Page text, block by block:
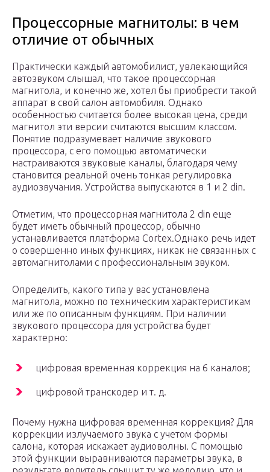
Процессорные магнитолы: в чем
отличие от обычных
Практически каждый автомобилист, увлекающийся
автозвуком слышал, что такое процессорная
магнитола, и конечно же, хотел бы приобрести такой
аппарат в свой салон автомобиля. Однако
особенностью считается более высокая цена, среди
магнитол эти версии считаются высшим классом.
Понятие подразумевает наличие звукового
процессора, с его помощью автоматически
настраиваются звуковые каналы, благодаря чему
становится реальной очень тонкая регулировка
аудиозвучания. Устройства выпускаются в 1 и 2 din.
Отметим, что процессорная магнитола 2 din еще
будет иметь обычный процессор, обычно
устанавливается платформа Cortex.Однако речь идет
о совершенно иных функциях, никак не связанных с
автомагнитолами с профессиональным звуком.
Определить, какого типа у вас установлена
магнитола, можно по техническим характеристикам
или же по описанным функциям. При наличии
звукового процессора для устройства будет
характерно:
цифровая временная коррекция на 6 каналов;
цифровой транскодер и т. д.
Почему нужна цифровая временная коррекция? Для
коррекции излучаемого звука с учетом формы
салона, которая искажает аудиоволны. С помощью
этой функции выравниваются параметры звука, в